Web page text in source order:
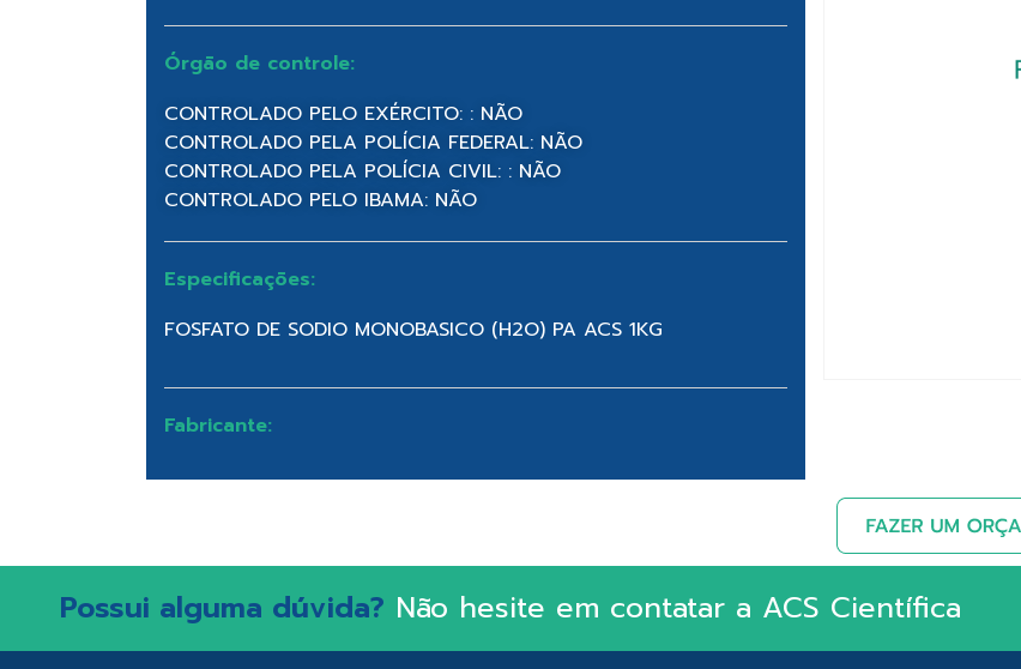
Órgão de controle:
CONTROLADO PELO EXÉRCITO: : NÃO
CONTROLADO PELA POLÍCIA FEDERAL: NÃO
CONTROLADO PELA POLÍCIA CIVIL: : NÃO
CONTROLADO PELO IBAMA: NÃO
Especificações:
FOSFATO DE SODIO MONOBASICO (H2O) PA ACS 1KG
Fabricante:
Possui alguma dúvida? Não hesite em contatar a ACS Científica